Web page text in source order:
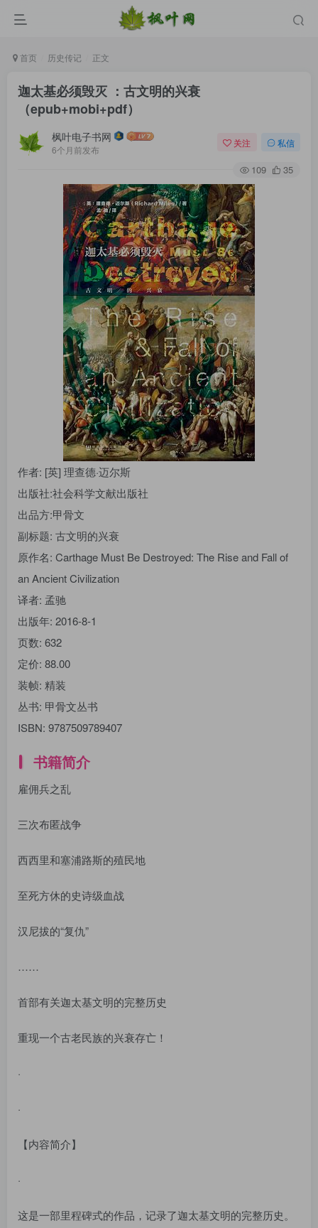
首页 历史传记 正文
迦太基必须毁灭 ：古文明的兴衰
（epub+mobi+pdf）
枫叶电子书网
6个月前发布
关注 私信
109 35
作者: [英] 理查德·迈尔斯
出版社:社会科学文献出版社
出品方:甲骨文
副标题: 古文明的兴衰
原作名: Carthage Must Be Destroyed: The Rise and Fall of
an Ancient Civilization
译者: 孟驰
出版年: 2016-8-1
页数: 632
定价: 88.00
装帧: 精装
丛书: 甲骨文丛书
ISBN: 9787509789407
书籍简介
雇佣兵之乱
三次布匿战争
西西里和塞浦路斯的殖民地
至死方休的史诗级血战
汉尼拔的“复仇”
……
首部有关迦太基文明的完整历史
重现一个古老民族的兴衰存亡！
·
·
【内容简介】
·
这是一部里程碑式的作品，记录了迦太基文明的完整历史。
登录
没有账号？立即注册
用户名/手机号/邮箱
登录密码
记住登录 找回密码| 免密登录
登录
社交账号登录